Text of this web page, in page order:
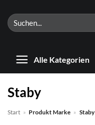
Inhalt
springen
Suchen
nach:
Alle Kategorien
Staby
Start » Produkt Marke » Staby